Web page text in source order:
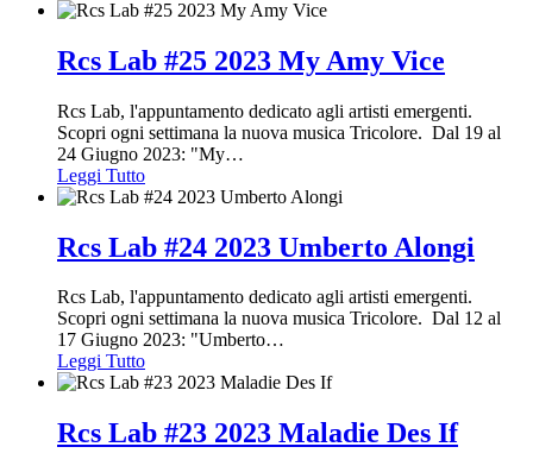
Rcs Lab #25 2023 My Amy Vice
Rcs Lab, l'appuntamento dedicato agli artisti emergenti.
Scopri ogni settimana la nuova musica Tricolore. Dal 19 al
24 Giugno 2023: "My…
Leggi Tutto
Rcs Lab #24 2023 Umberto Alongi
Rcs Lab, l'appuntamento dedicato agli artisti emergenti.
Scopri ogni settimana la nuova musica Tricolore. Dal 12 al
17 Giugno 2023: "Umberto…
Leggi Tutto
Rcs Lab #23 2023 Maladie Des If